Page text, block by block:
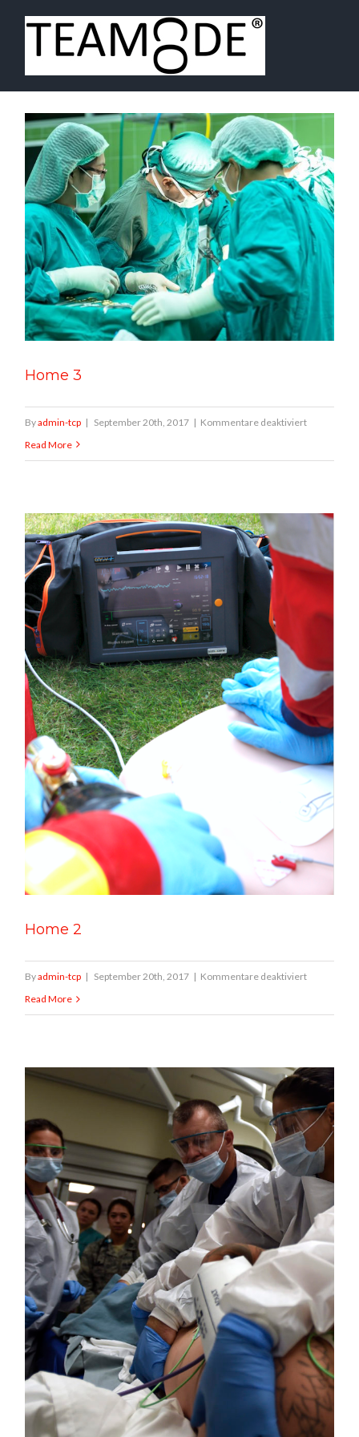
Home 3
Byadmin-tcp | September 20th, 2017 | Kommentare deaktiviertfür
Read More
Home 2
Byadmin-tcp | September 20th, 2017 | Kommentare deaktiviertfür
Read More